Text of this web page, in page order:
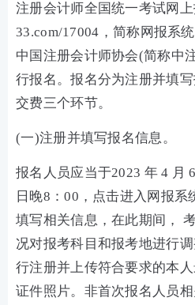
注册会计师全国统一考试网
33.com/17004，简称网报系
中国注册会计师协会(简称中
行报名。报名分为注册并填
交费三个环节。
(一)注册并填写报名信息。
报名人员应当于2023 年 4 月
日晚8：00，点击进入网报
填写相关信息，在此期间，
况对报考科目和报考地进行
行注册并上传符合要求的本
证件照片。非首次报名人员